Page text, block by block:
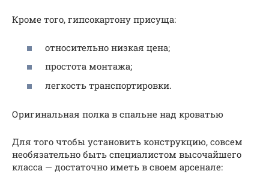
Кроме того, гипсокартону присуща:
относительно низкая цена;
простота монтажа;
легкость транспортировки.
Оригинальная полка в спальне над кроватью
Для того чтобы установить конструкцию, совсем
необязательно быть специалистом высочайшего
класса — достаточно иметь в своем арсенале: